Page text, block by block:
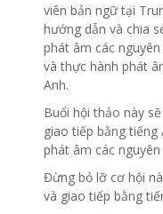
viên bản ngữ tại
hướng dẫn và chia
phát âm các
và thực hành phát
Anh.
Buổi hội thảo này
giao tiếp bằng
phát âm các
Đừng bỏ lỡ cơ hội
và giao tiếp bằng